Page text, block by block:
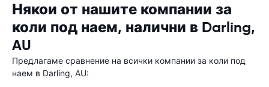
Някои от нашите компании за
коли под наем, налични в Darling,
AU
Предлагаме сравнение на всички компании за коли под
наем в Darling, AU: